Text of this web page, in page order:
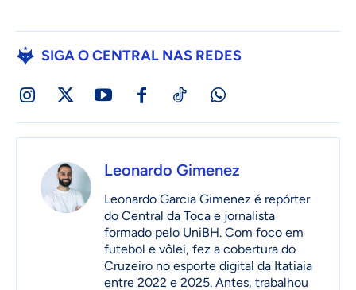
SIGA O CENTRAL NAS REDES
Leonardo Gimenez
Leonardo Garcia Gimenez é repórter
do Central da Toca e jornalista
formado pelo UniBH. Com foco em
futebol e vôlei, fez a cobertura do
Cruzeiro no esporte digital da Itatiaia
entre 2022 e 2025. Antes, trabalhou